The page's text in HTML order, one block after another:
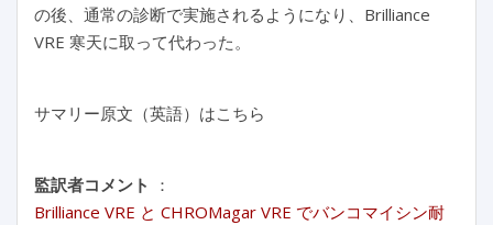
の後、通常の診断で実施されるようになり、Brilliance
VRE 寒天に取って代わった。
サマリー原文（英語）はこちら
監訳者コメント
：
Brilliance VRE と CHROMagar VRE でバンコマイシン耐